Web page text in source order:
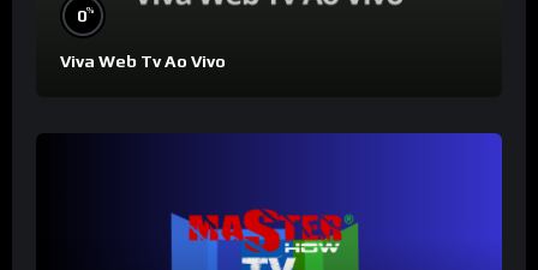
0%
Viva Web Tv Ao Vivo